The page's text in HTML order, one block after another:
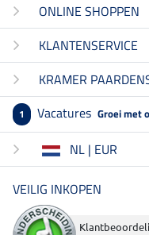
ONLINE SHOPPEN
KLANTENSERVICE
KRAMER
1 Vacatures Groei met
NL | EUR
VEILIG INKOPEN